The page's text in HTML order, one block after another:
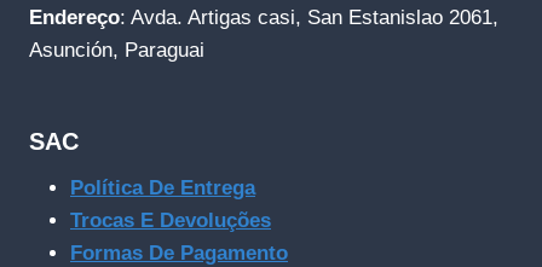
Endereço: Avda. Artigas casi, San Estanislao 2061,
Asunción, Paraguai
SAC
Política De Entrega
Trocas E Devoluções
Formas De Pagamento